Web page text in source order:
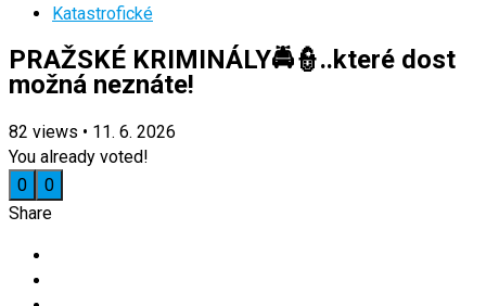
Katastrofické
PRAŽSKÉ KRIMINÁLY🚔👮..které dost
možná neznáte!
82 views • 11. 6. 2026
You already voted!
0
0
Share